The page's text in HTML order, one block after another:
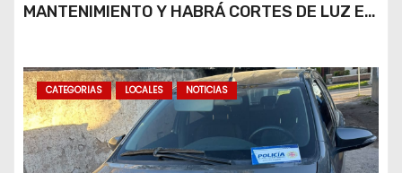
MANTENIMIENTO Y HABRÁ CORTES DE LUZ EN
CATEGORIAS LOCALES NOTICIAS